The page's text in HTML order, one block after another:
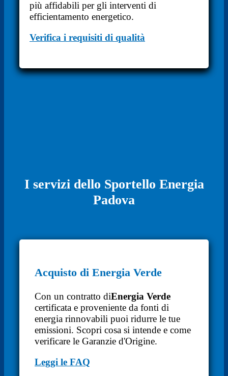
più affidabili per gli interventi di
efficientamento energetico.
Verifica i requisiti di qualità
I servizi dello Sportello Energia
Padova
Acquisto di Energia Verde
Con un contratto diEnergia Verde
certificata e proveniente da fonti di
energia rinnovabili puoi ridurre le tue
emissioni. Scopri cosa si intende e come
verificare le Garanzie d'Origine.
Leggi le FAQ